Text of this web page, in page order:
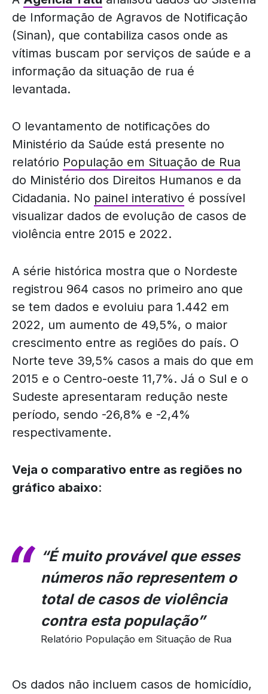
de Informação de Agravos de Notificação
(Sinan), que contabiliza casos onde as
vítimas buscam por serviços de saúde e a
informação da situação de rua é
levantada.
O levantamento de notificações do
Ministério da Saúde está presente no
relatório População em Situação de Rua
do Ministério dos Direitos Humanos e da
Cidadania. No painel interativo é possível
visualizar dados de evolução de casos de
violência entre 2015 e 2022.
A série histórica mostra que o Nordeste
registrou 964 casos no primeiro ano que
se tem dados e evoluiu para 1.442 em
2022, um aumento de 49,5%, o maior
crescimento entre as regiões do país. O
Norte teve 39,5% casos a mais do que em
2015 e o Centro-oeste 11,7%. Já o Sul e o
Sudeste apresentaram redução neste
período, sendo -26,8% e -2,4%
respectivamente.
Veja o comparativo entre as regiões no
gráfico abaixo:
“É muito provável que esses
números não representem o
total de casos de violência
contra esta população”
Relatório População em Situação de Rua
Os dados não incluem casos de homicídio,